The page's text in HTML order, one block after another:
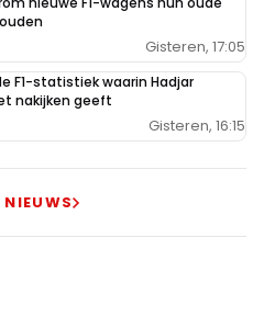
Gisteren, 17:05
F1-statistiek waarin Hadjar
nakijken geeft
Gisteren, 16:15
NIEUWS